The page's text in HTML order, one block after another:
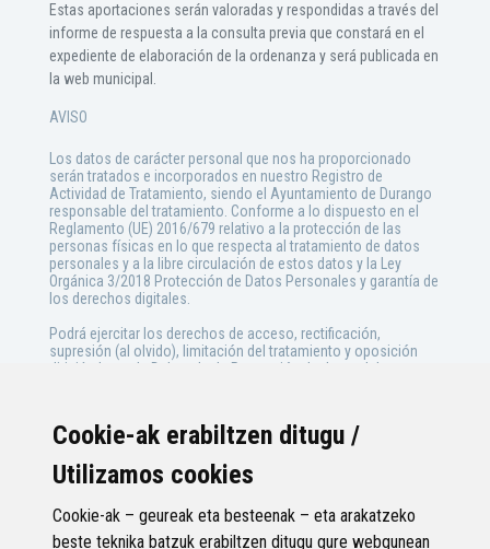
Cookie-ak erabiltzen ditugu /
Utilizamos cookies
Cookie-ak – geureak eta besteenak – eta arakatzeko
beste teknika batzuk erabiltzen ditugu gure webgunean
Estas aportaciones serán valoradas y respondidas a través del
informe de respuesta a la consulta previa que constará en el
expediente de elaboración de la ordenanza y será publicada en
la web municipal.
AVISO
Los datos de carácter personal que nos ha proporcionado
serán tratados e incorporados en nuestro Registro de
Actividad de Tratamiento, siendo el Ayuntamiento de Durango
responsable del tratamiento. Conforme a lo dispuesto en el
Reglamento (UE) 2016/679 relativo a la protección de las
personas físicas en lo que respecta al tratamiento de datos
personales y a la libre circulación de estos datos y la Ley
Orgánica 3/2018 Protección de Datos Personales y garantía de
los derechos digitales.
Podrá ejercitar los derechos de acceso, rectificación,
supresión (al olvido), limitación del tratamiento y oposición
dirigiéndote a la Delegada de Protección de datos del
copia de tu DNI (Ley Orgánica 3/2018, de 5 de diciembre y
RGPD).
Tus datos podrán ser tratados únicamente para la finnalidad de
comunicaciones se efectuarán a través de correo electrónico.